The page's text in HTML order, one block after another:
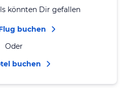
könnten Dir gefallen
buchen
Oder
buchen